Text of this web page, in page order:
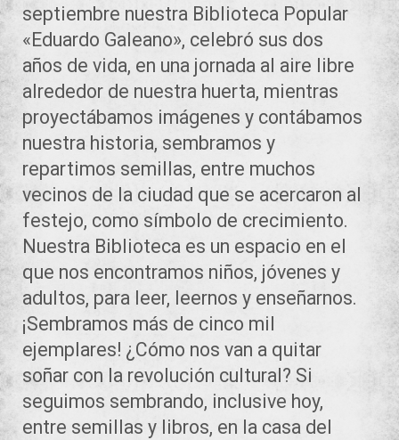
septiembre nuestra Biblioteca Popular
«Eduardo Galeano», celebró sus dos
años de vida, en una jornada al aire libre
alrededor de nuestra huerta, mientras
proyectábamos imágenes y contábamos
nuestra historia, sembramos y
repartimos semillas, entre muchos
vecinos de la ciudad que se acercaron al
festejo, como símbolo de crecimiento.
Nuestra Biblioteca es un espacio en el
que nos encontramos niños, jóvenes y
adultos, para leer, leernos y enseñarnos.
¡Sembramos más de cinco mil
ejemplares! ¿Cómo nos van a quitar
soñar con la revolución cultural? Si
seguimos sembrando, inclusive hoy,
entre semillas y libros, en la casa del